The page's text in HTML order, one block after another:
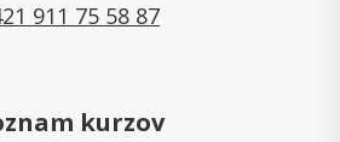
911 75 58 87
kurzov